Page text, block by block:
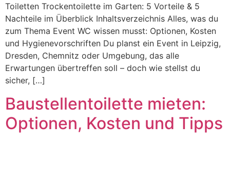
Toiletten Trockentoilette im Garten: 5 Vorteile & 5
Nachteile im Überblick Inhaltsverzeichnis Alles, was du
zum Thema Event WC wissen musst: Optionen, Kosten
und Hygienevorschriften Du planst ein Event in Leipzig,
Dresden, Chemnitz oder Umgebung, das alle
Erwartungen übertreffen soll – doch wie stellst du
sicher, […]
Baustellentoilette mieten:
Optionen, Kosten und Tipps